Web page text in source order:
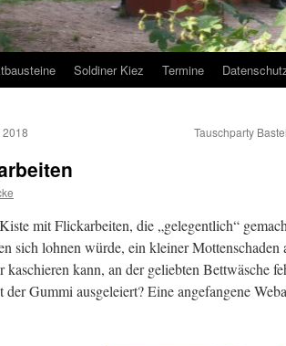
Soldiner Kiez Termine
Tauschparty
mit Flickarbeiten, die „gelegentlich“
sich lohnen würde, ein kleiner Mottenschaden
kann, an der geliebten Bettwäsche
Gummi ausgeleiert? Eine angefangene